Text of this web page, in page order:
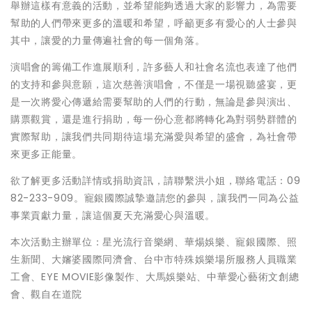
舉辦這樣有意義的活動，並希望能夠透過大家的影響力，為需要
幫助的人們帶來更多的溫暖和希望，呼籲更多有愛心的人士參與
其中，讓愛的力量傳遍社會的每一個角落。
演唱會的籌備工作進展順利，許多藝人和社會名流也表達了他們
的支持和參與意願，這次慈善演唱會，不僅是一場視聽盛宴，更
是一次將愛心傳遞給需要幫助的人們的行動，無論是參與演出、
購票觀賞，還是進行捐助，每一份心意都將轉化為對弱勢群體的
實際幫助，讓我們共同期待這場充滿愛與希望的盛會，為社會帶
來更多正能量。
欲了解更多活動詳情或捐助資訊，請聯繫洪小姐，聯絡電話：09
82-233-909。寵銀國際誠摯邀請您的參與，讓我們一同為公益
事業貢獻力量，讓這個夏天充滿愛心與溫暖。
本次活動主辦單位：星光流行音樂網、華煬娛樂、寵銀國際、照
生新聞、大嬸婆國際同濟會、台中市特殊娛樂場所服務人員職業
工會、EYE MOVIE影像製作、大馬娛樂站、中華愛心藝術文創總
會、觀自在道院